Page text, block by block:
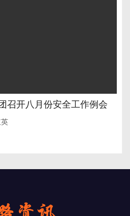
召开八月份安全工作例会